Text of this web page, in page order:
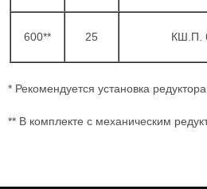
600** 25 КШ.П.
* Рекомендуется установка редуктора
** В комплекте с механическим